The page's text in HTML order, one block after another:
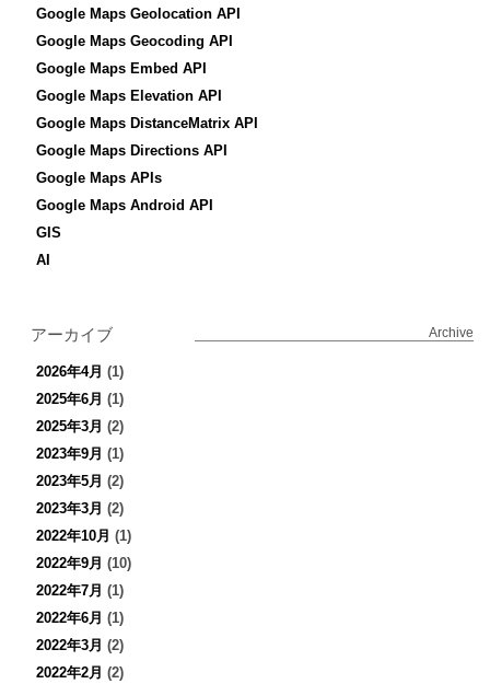
Google Maps Geolocation API
Google Maps Geocoding API
Google Maps Embed API
Google Maps Elevation API
Google Maps DistanceMatrix API
Google Maps Directions API
Google Maps APIs
Google Maps Android API
GIS
AI
アーカイブ Archive
2026年4月 (1)
2025年6月 (1)
2025年3月 (2)
2023年9月 (1)
2023年5月 (2)
2023年3月 (2)
2022年10月 (1)
2022年9月 (10)
2022年7月 (1)
2022年6月 (1)
2022年3月 (2)
2022年2月 (2)